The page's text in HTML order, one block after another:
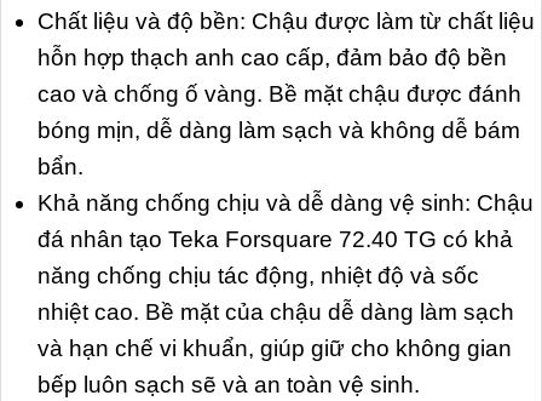
Chất liệu và độ bền: Chậu được làm từ chất liệu
hỗn hợp thạch anh cao cấp, đảm bảo độ bền
cao và chống ố vàng. Bề mặt chậu được đánh
bóng mịn, dễ dàng làm sạch và không dễ bám
bẩn.
Khả năng chống chịu và dễ dàng vệ sinh: Chậu
đá nhân tạo Teka Forsquare 72.40 TG có khả
năng chống chịu tác động, nhiệt độ và sốc
nhiệt cao. Bề mặt của chậu dễ dàng làm sạch
và hạn chế vi khuẩn, giúp giữ cho không gian
bếp luôn sạch sẽ và an toàn vệ sinh.